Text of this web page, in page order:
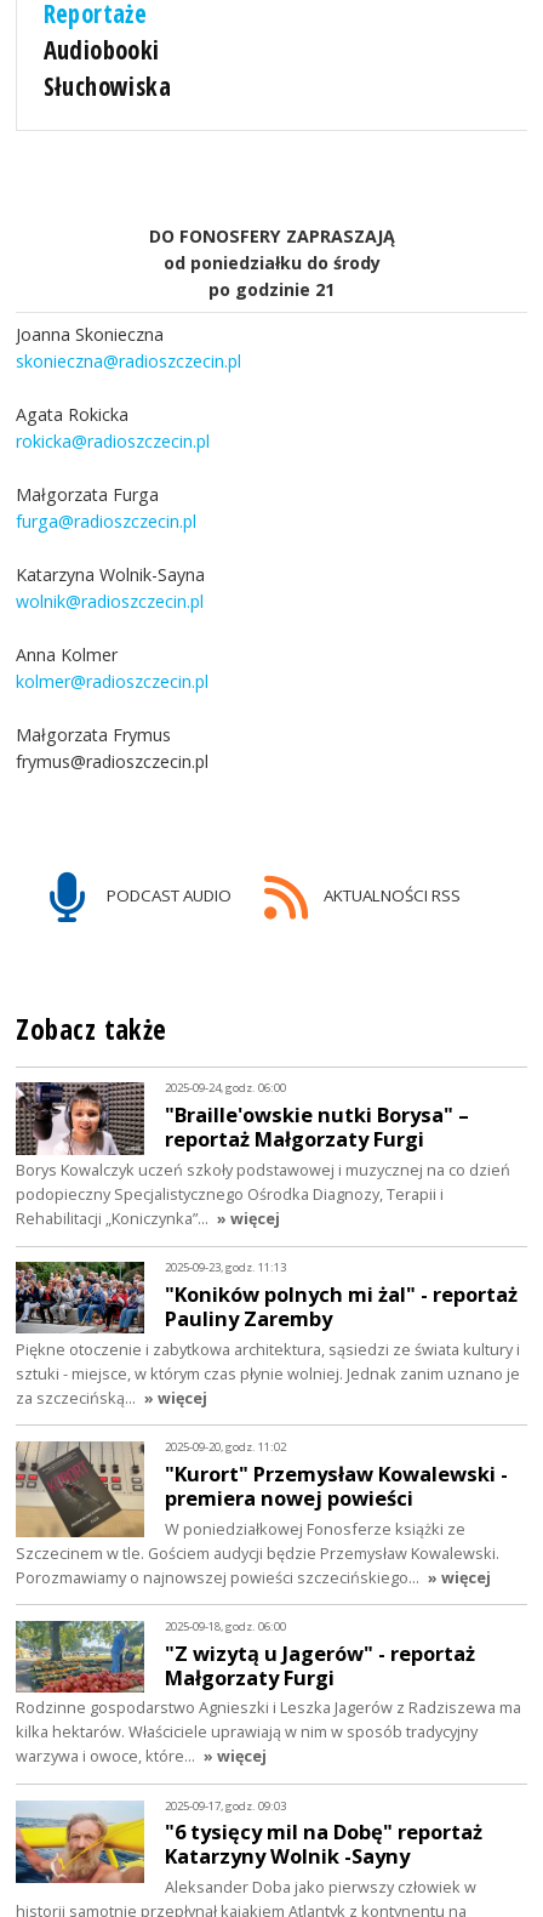
Reportaże
Audiobooki
Słuchowiska
DO FONOSFERY ZAPRASZAJĄ
od poniedziałku do środy
po godzinie 21
Joanna Skonieczna
skonieczna@radioszczecin.pl
Agata Rokicka
rokicka@radioszczecin.pl
Małgorzata Furga
furga@radioszczecin.pl
Katarzyna Wolnik-Sayna
wolnik@radioszczecin.pl
Anna Kolmer
kolmer@radioszczecin.pl
Małgorzata Frymus
frymus@radioszczecin.pl
PODCAST AUDIO AKTUALNOŚCI RSS
Zobacz także
2025-09-24, godz. 06:00
"Braille'owskie nutki Borysa" –
reportaż Małgorzaty Furgi
Borys Kowalczyk uczeń szkoły podstawowej i muzycznej na co dzień
podopieczny Specjalistycznego Ośrodka Diagnozy, Terapii i
Rehabilitacji „Koniczynka”… » więcej
2025-09-23, godz. 11:13
"Koników polnych mi żal" - reportaż
Pauliny Zaremby
Piękne otoczenie i zabytkowa architektura, sąsiedzi ze świata kultury i
sztuki - miejsce, w którym czas płynie wolniej. Jednak zanim uznano je
za szczecińską… » więcej
2025-09-20, godz. 11:02
"Kurort" Przemysław Kowalewski -
premiera nowej powieści
W poniedziałkowej Fonosferze książki ze
Szczecinem w tle. Gościem audycji będzie Przemysław Kowalewski.
Porozmawiamy o najnowszej powieści szczecińskiego… » więcej
2025-09-18, godz. 06:00
"Z wizytą u Jagerów" - reportaż
Małgorzaty Furgi
Rodzinne gospodarstwo Agnieszki i Leszka Jagerów z Radziszewa ma
kilka hektarów. Właściciele uprawiają w nim w sposób tradycyjny
warzywa i owoce, które… » więcej
2025-09-17, godz. 09:03
"6 tysięcy mil na Dobę" reportaż
Katarzyny Wolnik -Sayny
Aleksander Doba jako pierwszy człowiek w
historii samotnie przepłynął kajakiem Atlantyk z kontynentu na